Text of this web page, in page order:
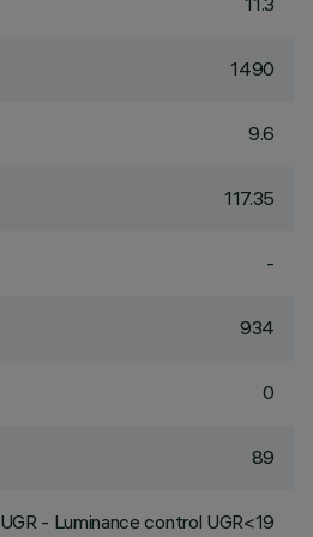
1490
9.6
117.35
-
934
0
89
UGR - Luminance control UGR<19